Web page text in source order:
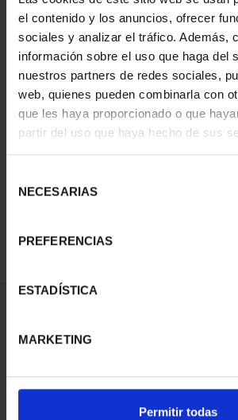
el contenido y los anuncios, ofrecer
sociales y analizar el tráfico. Además,
información sobre el uso que haga del
nuestros partners de redes sociales,
web, quienes pueden combinarla con
que les haya proporcionado o que
partir del uso que haya hecho de sus
NECESARIAS
PREFERENCIAS
ESTADÍSTICA
MARKETING
Permitir todas
€73.00
REFINE